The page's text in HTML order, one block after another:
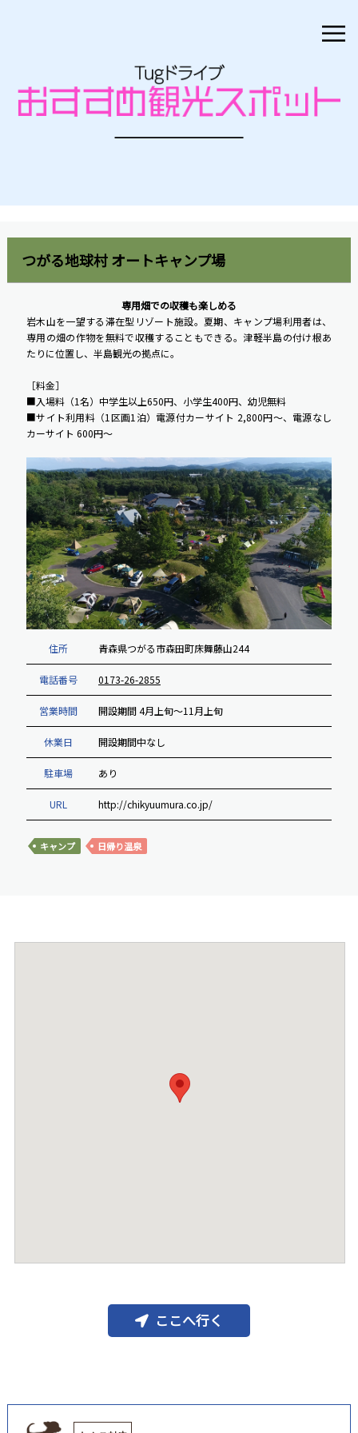
≡
つがる地球村 オートキャンプ場
専用畑での収穫も楽しめる
岩木山を一望する滞在型リゾート施設。夏期、キャンプ場利用者は、
専用の畑の作物を無料で収穫することもできる。津軽半島の付け根あ
たりに位置し、半島観光の拠点に。
［料金］
■入場料（1名）中学生以上650円、小学生400円、幼児無料
■サイト利用料（1区画1泊）電源付カーサイト 2,800円～、電源なし
カーサイト 600円～
住所 青森県つがる市森田町床舞藤山244
電話番号 0173-26-2855
営業時間 開設期間 4月上旬～11月上旬
休業日 開設期間中なし
駐車場 あり
URL http://chikyuumura.co.jp/
キャンプ 日帰り温泉
ここへ行く